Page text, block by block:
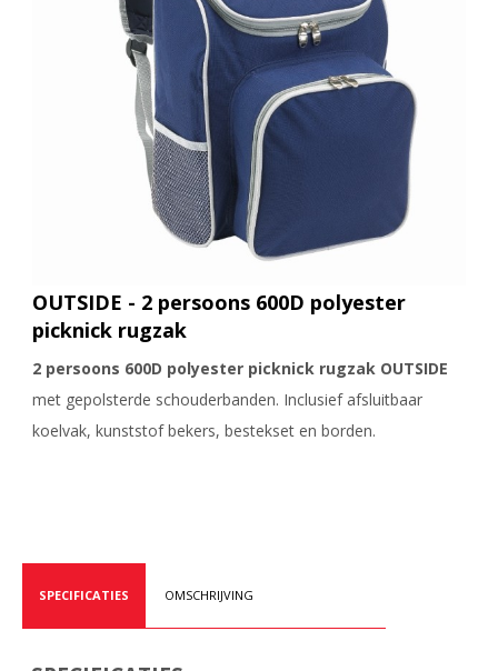
OUTSIDE - 2 persoons 600D polyester
picknick rugzak
2 persoons 600D polyester picknick rugzak OUTSIDE
met gepolsterde schouderbanden. Inclusief afsluitbaar
koelvak, kunststof bekers, bestekset en borden.
SPECIFICATIES OMSCHRIJVING